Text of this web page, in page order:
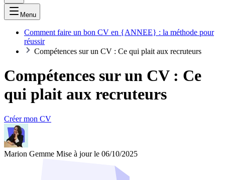
Menu
Comment faire un bon CV en {ANNEE} : la méthode pour
réussir
Compétences sur un CV : Ce qui plait aux recruteurs
Compétences sur un CV : Ce
qui plait aux recruteurs
Créer mon CV
Marion Gemme Mise à jour le 06/10/2025